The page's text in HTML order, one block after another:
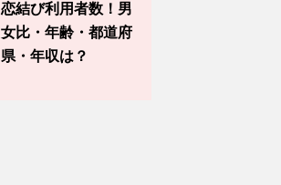
恋結び利用者数！男
女比・年齢・都道府
県・年収は？